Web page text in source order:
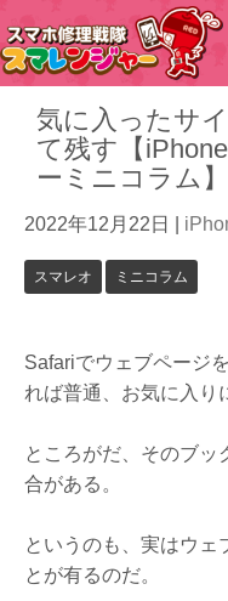
気に入ったサ
て残す【
ーミニコラム】
2022年12月22日
スマレオ ミニコラム
Safariでウェブページ
れば普通、お気に入り
ところがだ、そのブッ
合がある。
というのも、実はウェ
とが有るのだ。